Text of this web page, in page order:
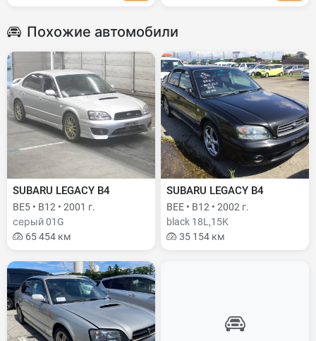
Похожие автомобили
SUBARU LEGACY B4
BE5 • B12 • 2001 г.
серый 01G
65 454 км
SUBARU LEGACY B4
BEE • B12 • 2002 г.
black 18L,15K
35 154 км